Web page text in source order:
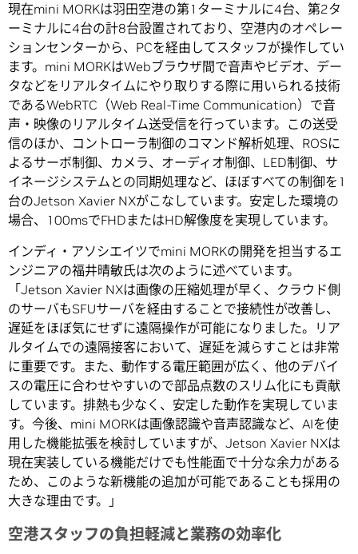
現在mini MORKは羽田空港の第1ターミナルに4台、第2タ
ーミナルに4台の計8台設置されており、空港内のオペレー
ションセンターから、PCを経由してスタッフが操作してい
ます。mini MORKはWebブラウザ間で音声やビデオ、デー
タなどをリアルタイムにやり取りする際に用いられる技術
であるWebRTC（Web Real-Time Communication）で音
声・映像のリアルタイム送受信を行っています。この送受
信のほか、コントローラ制御のコマンド解析処理、ROSに
よるサーボ制御、カメラ、オーディオ制御、LED制御、サ
イネージシステムとの同期処理など、ほぼすべての制御を1
台のJetson Xavier NXがこなしています。安定した環境の
場合、100msでFHDまたはHD解像度を実現しています。
インディ・アソシエイツでmini MORKの開発を担当するエ
ンジニアの福井晴敏氏は次のように述べています。
「Jetson Xavier NXは画像の圧縮処理が早く、クラウド側
のサーバもSFUサーバを経由することで接続性が改善し、
遅延をほぼ気にせずに遠隔操作が可能になりました。リア
ルタイムでの遠隔接客において、遅延を減らすことは非常
に重要です。また、動作する電圧範囲が広く、他のデバイ
スの電圧に合わせやすいので部品点数のスリム化にも貢献
しています。排熱も少なく、安定した動作を実現していま
す。今後、mini MORKは画像認識や音声認識など、AIを使
用した機能拡張を検討していますが、Jetson Xavier NXは
現在実装している機能だけでも性能面で十分な余力がある
ため、このような新機能の追加が可能であることも採用の
大きな理由です。」
空港スタッフの負担軽減と業務の効率化